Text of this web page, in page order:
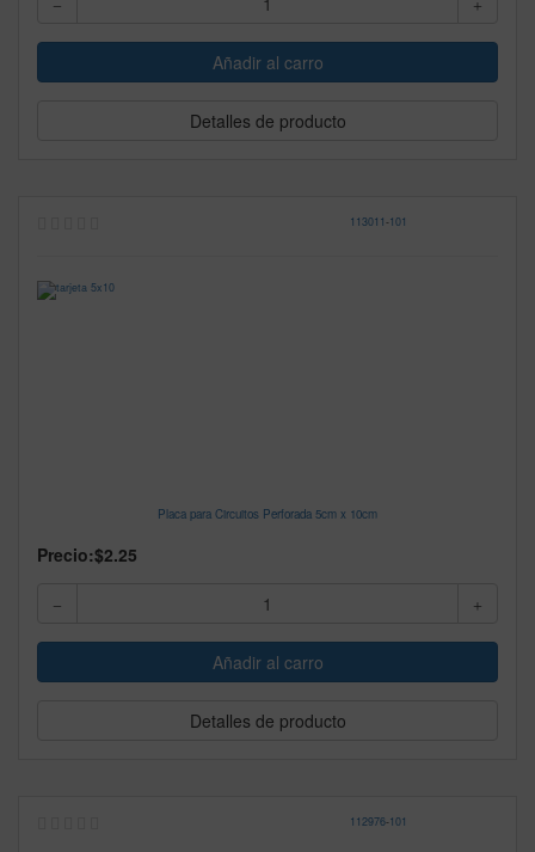
Detalles de producto
113011-101
Placa para Circuitos Perforada 5cm x 10cm
Precio:$2.25
Detalles de producto
112976-101